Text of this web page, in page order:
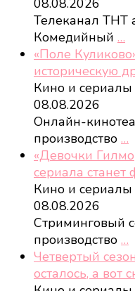
08.08.2026
Телеканал ТНТ
Комедийный …
«Поле
историческую
Кино и сериалы
08.08.2026
Онлайн-
производство …
«Девочки
сериала
Кино и сериалы
08.08.2026
Стриминговый
производство …
Четвертый
осталось, а вот